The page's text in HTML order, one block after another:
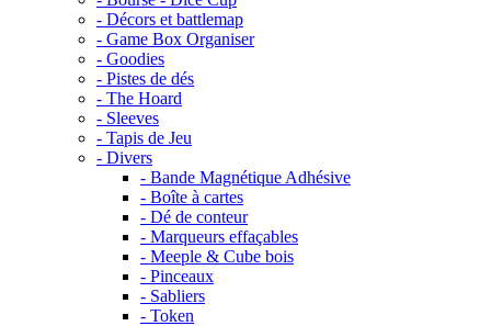
- Décors et battlemap
- Game Box Organiser
- Goodies
- Pistes de dés
- The Hoard
- Sleeves
- Tapis de Jeu
- Divers
- Bande Magnétique Adhésive
- Boîte à cartes
- Dé de conteur
- Marqueurs effaçables
- Meeple & Cube bois
- Pinceaux
- Sabliers
- Token